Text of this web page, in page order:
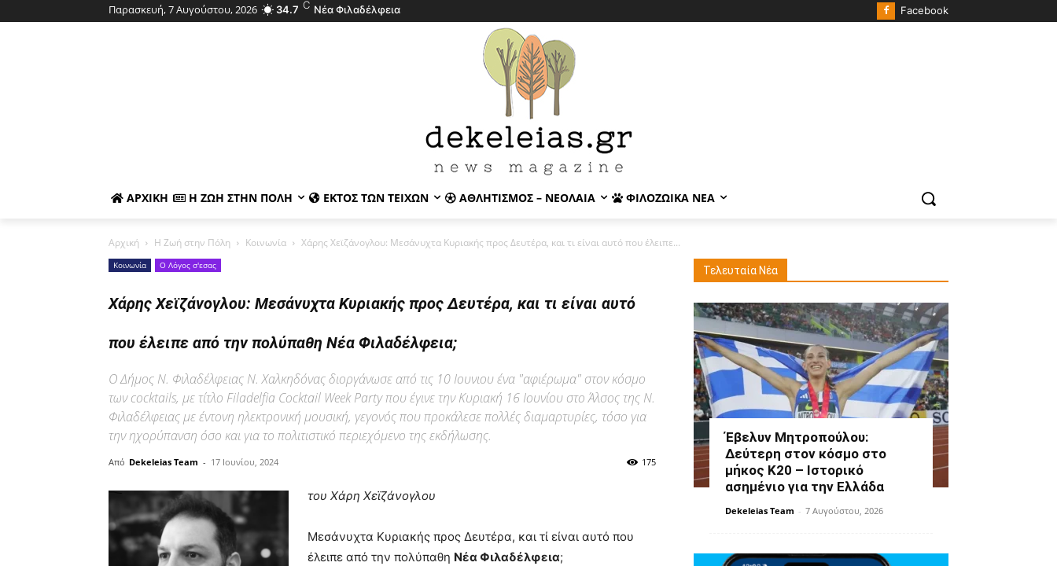
Παρασκευή, 7 Αυγούστου, 2026 34.7 C Νέα Φιλαδέλφεια Facebook
ΑΡΧΙΚΉ Η ΖΩΉ ΣΤΗΝ ΠΌΛΗ ΕΚΤΌΣ ΤΩΝ ΤΕΙΧΏΝ ΑΘΛΗΤΙΣΜΌΣ – ΝΕΟΛΑΊΑ ΦΙΛΟΖΩΙΚΆ ΝΈΑ
Αρχική Η Ζωή στην Πόλη Κοινωνία Χάρης Χεϊζάνογλου: Μεσάνυχτα Κυριακής προς Δευτέρα, και τι είναι αυτό που έλειπε...
Κοινωνία Ο Λόγος σ'εσας
Χάρης Χεϊζάνογλου: Μεσάνυχτα Κυριακής προς Δευτέρα, και τι είναι αυτό
που έλειπε από την πολύπαθη Νέα Φιλαδέλφεια;
Ο Δήμος Ν. Φιλαδέλφειας Ν. Χαλκηδόνας διοργάνωσε από τις 10 Ιουνιου ένα "αφιέρωμα" στον κόσμο
των cocktails, με τίτλο Filadelfia Cocktail Week Party που έγινε την Κυριακή 16 Ιουνίου στο Άλσος της Ν.
Φιλαδέλφειας με έντονη ηλεκτρονική μουσική, γεγονός που προκάλεσε πολλές διαμαρτυρίες, τόσο για
την ηχορύπανση όσο και για το πολιτιστικό περιεχόμενο της εκδήλωσης.
Από Dekeleias Team - 17 Ιουνίου, 2024 175
του Χάρη Χεϊζάνογλου
Μεσάνυχτα Κυριακής προς Δευτέρα, και τί είναι αυτό που
έλειπε από την πολύπαθη Νέα Φιλαδέλφεια;
Τελευταία Νέα
Έβελυν Μητροπούλου:
Δεύτερη στον κόσμο στο
μήκος Κ20 – Ιστορικό
ασημένιο για την Ελλάδα
Dekeleias Team - 7 Αυγούστου, 2026